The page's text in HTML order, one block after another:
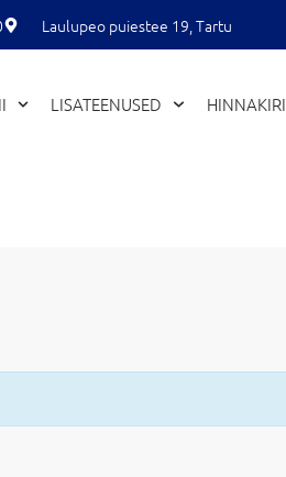
Laulupeo puiestee 19, Tartu
LISATEENUSED HINNAKIRI